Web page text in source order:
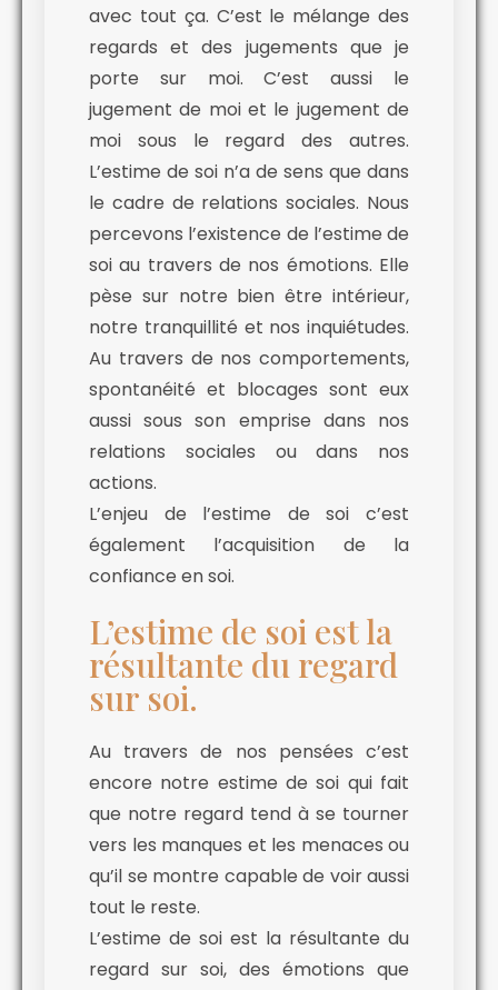
avec tout ça. C’est le mélange des
regards et des jugements que je
porte sur moi. C’est aussi le
jugement de moi et le jugement de
moi sous le regard des autres.
L’estime de soi n’a de sens que dans
le cadre de relations sociales. Nous
percevons l’existence de l’estime de
soi au travers de nos émotions. Elle
pèse sur notre bien être intérieur,
notre tranquillité et nos inquiétudes.
Au travers de nos comportements,
spontanéité et blocages sont eux
aussi sous son emprise dans nos
relations sociales ou dans nos
actions.
L’enjeu de l’estime de soi c’est
également l’acquisition de la
confiance en soi.
L’estime de soi est la
résultante du regard
sur soi.
Au travers de nos pensées c’est
encore notre estime de soi qui fait
que notre regard tend à se tourner
vers les manques et les menaces ou
qu’il se montre capable de voir aussi
tout le reste.
L’estime de soi est la résultante du
regard sur soi, des émotions que